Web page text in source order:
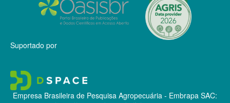
Suportado por
Empresa Brasileira de Pesquisa Agropecuária - Embrapa SAC: